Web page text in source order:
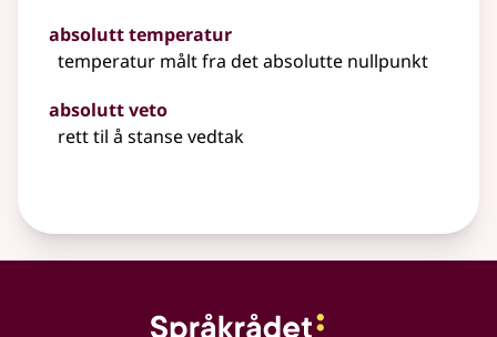
absolutt temperatur
temperatur målt fra det absolutte nullpunkt
absolutt veto
rett til å stanse vedtak